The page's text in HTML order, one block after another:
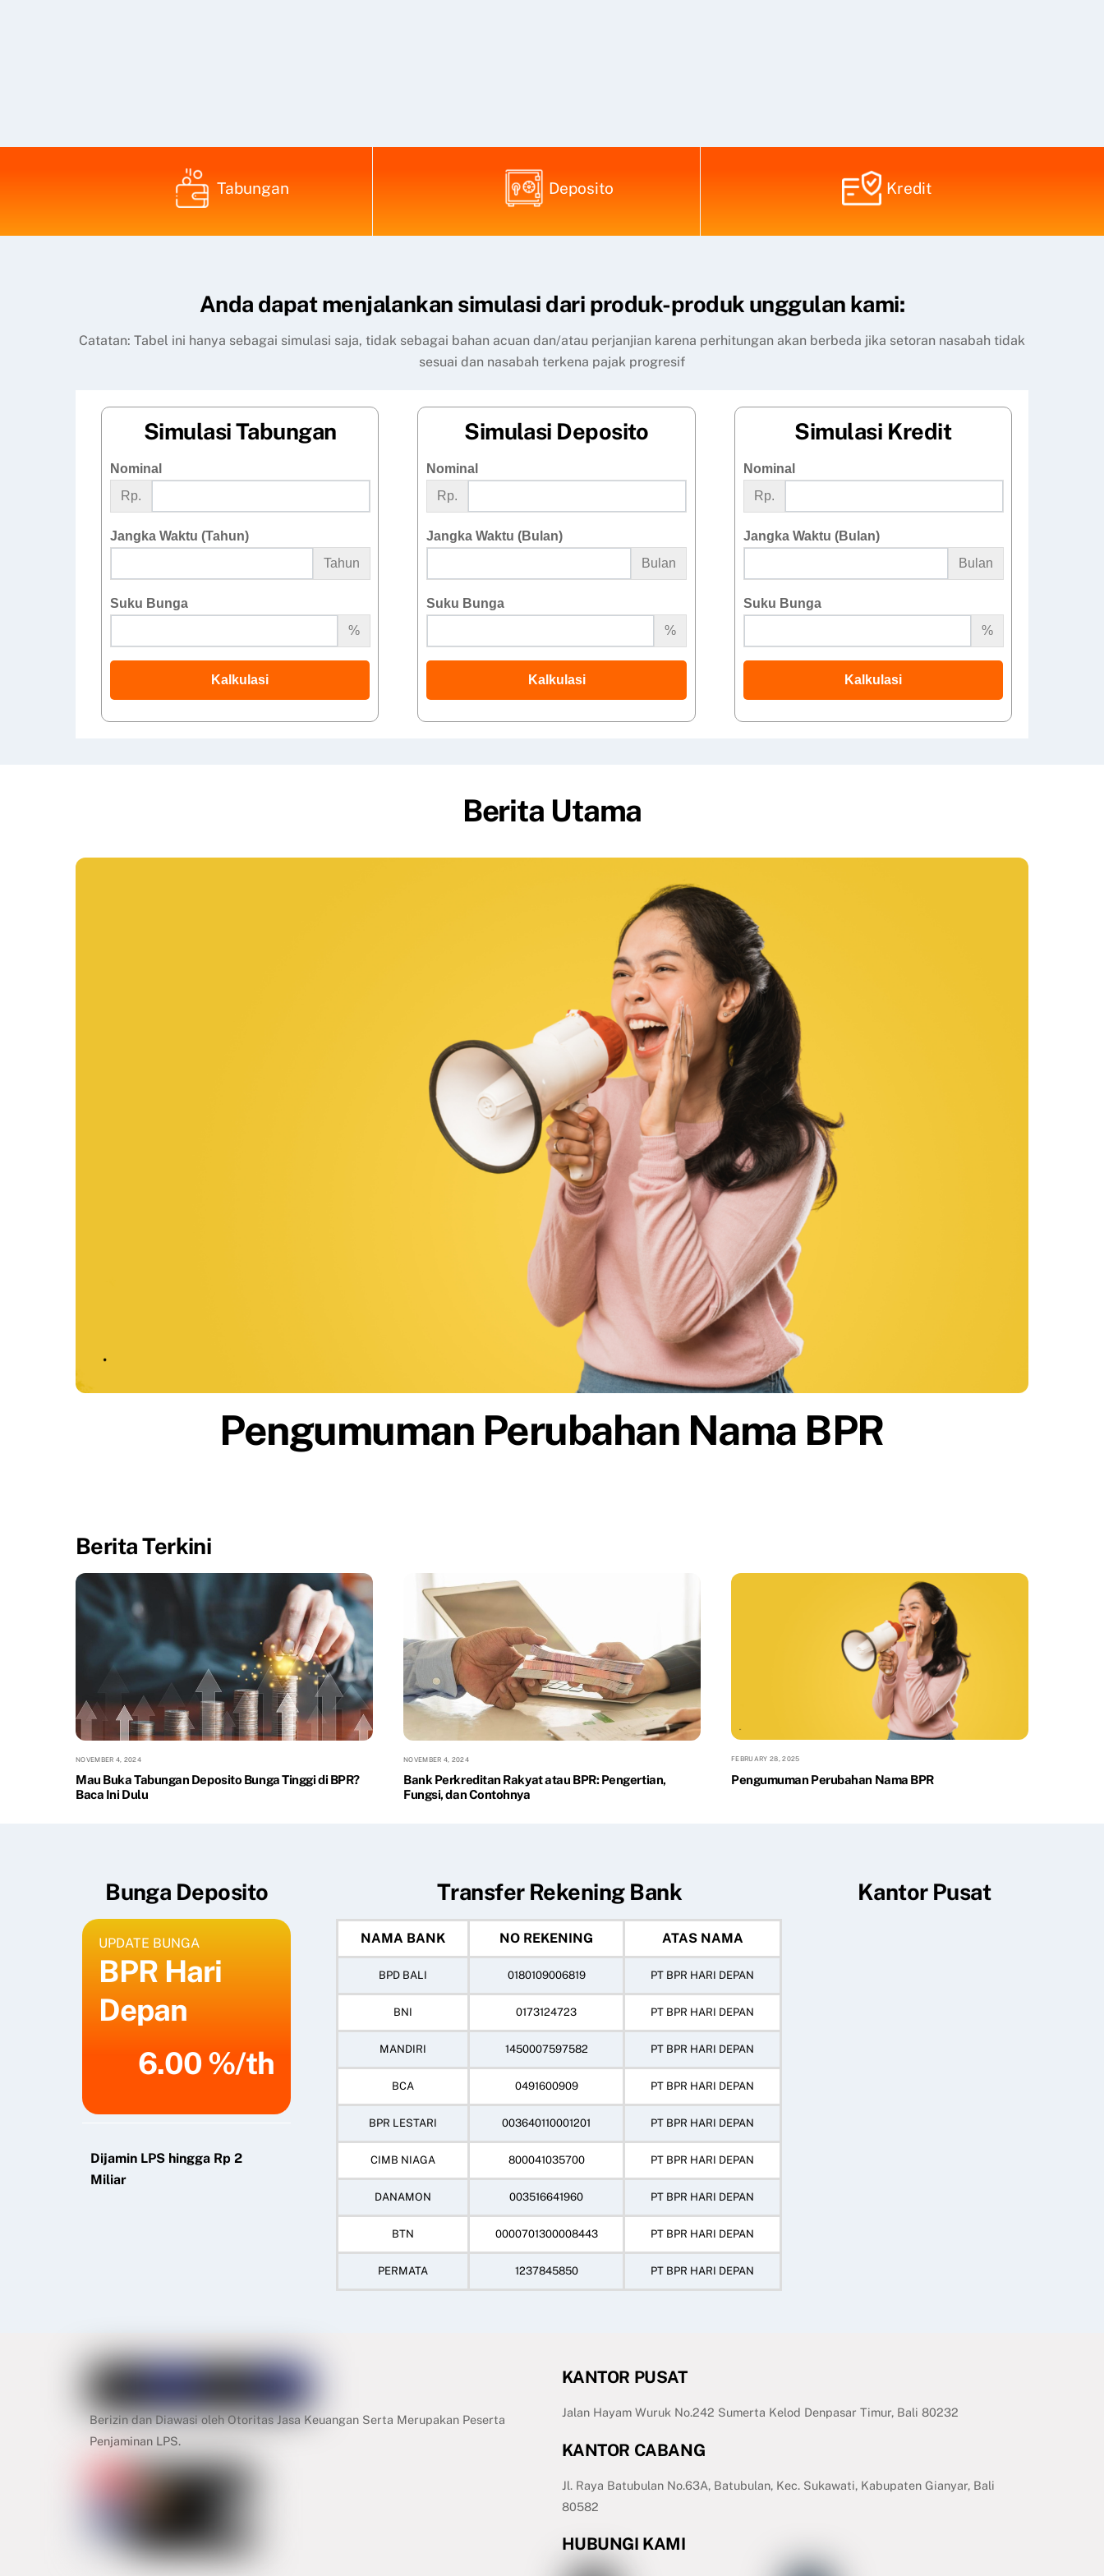
Tabungan Deposito Kredit
Anda dapat menjalankan simulasi dari produk-produk unggulan kami:
Catatan: Tabel ini hanya sebagai simulasi saja, tidak sebagai bahan acuan dan/atau perjanjian karena perhitungan akan berbeda jika setoran nasabah tidak
sesuai dan nasabah terkena pajak progresif
Simulasi Tabungan
Nominal
Rp.
Jangka Waktu (Tahun)
Tahun
Suku Bunga
%
Kalkulasi
Simulasi Deposito
Nominal
Rp.
Jangka Waktu (Bulan)
Bulan
Suku Bunga
%
Kalkulasi
Simulasi Kredit
Nominal
Rp.
Jangka Waktu (Bulan)
Bulan
Suku Bunga
%
Kalkulasi
Berita Utama
Pengumuman Perubahan Nama BPR
Berita Terkini
NOVEMBER 4, 2024
Mau Buka Tabungan Deposito Bunga Tinggi di BPR?
Baca Ini Dulu
NOVEMBER 4, 2024
Bank Perkreditan Rakyat atau BPR: Pengertian,
Fungsi, dan Contohnya
FEBRUARY 28, 2025
Pengumuman Perubahan Nama BPR
Bunga Deposito
UPDATE BUNGA
BPR Hari
Depan
6.00 %/th
Dijamin LPS hingga Rp 2
Miliar
Transfer Rekening Bank
NAMA BANK NO REKENING ATAS NAMA
BPD BALI 0180109006819 PT BPR HARI DEPAN
BNI 0173124723 PT BPR HARI DEPAN
MANDIRI 1450007597582 PT BPR HARI DEPAN
BCA 0491600909 PT BPR HARI DEPAN
BPR LESTARI 003640110001201 PT BPR HARI DEPAN
CIMB NIAGA 800041035700 PT BPR HARI DEPAN
DANAMON 003516641960 PT BPR HARI DEPAN
BTN 0000701300008443 PT BPR HARI DEPAN
PERMATA 1237845850 PT BPR HARI DEPAN
Kantor Pusat
Berizin dan Diawasi oleh Otoritas Jasa Keuangan Serta Merupakan Peserta
Penjaminan LPS.
KANTOR PUSAT
Jalan Hayam Wuruk No.242 Sumerta Kelod Denpasar Timur, Bali 80232
KANTOR CABANG
Jl. Raya Batubulan No.63A, Batubulan, Kec. Sukawati, Kabupaten Gianyar, Bali
80582
HUBUNGI KAMI